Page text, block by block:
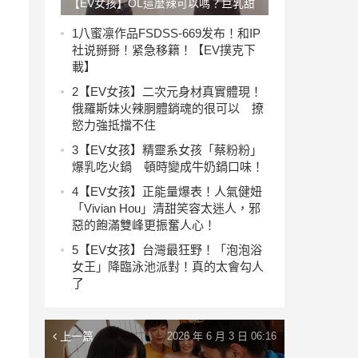
【EV女孩】OL這麼辣可以嗎？巨乳甜
心「白襯衫爆開」秀出F級胸器，同事
都要瘋啦！
1八蜜凛作品FSDSS-669发布！和IP
社说掰掰！紧急移籍！【EV撲克下
載】
2 【EV女孩】二次元身材真實體現！
俄羅斯妹火辣胴體銷魂的很可以 撩
慾力強抵擋不住
3 【EV女孩】精靈系女孩「蔡粉粉」
爆乳吃火鍋 頓時變成牛奶鍋口味！
4 【EV女孩】正能量爆表！人氣健妞
「Vivian Hou」清甜笑容太迷人，邪
惡的飽滿雙峰更振奮人心！
5 【EV女孩】台灣最狂野！「泡泡浴
女王」降臨泳池派對！真的太會勾人
了
上一篇 2026 年 6 月 3 日 06:16